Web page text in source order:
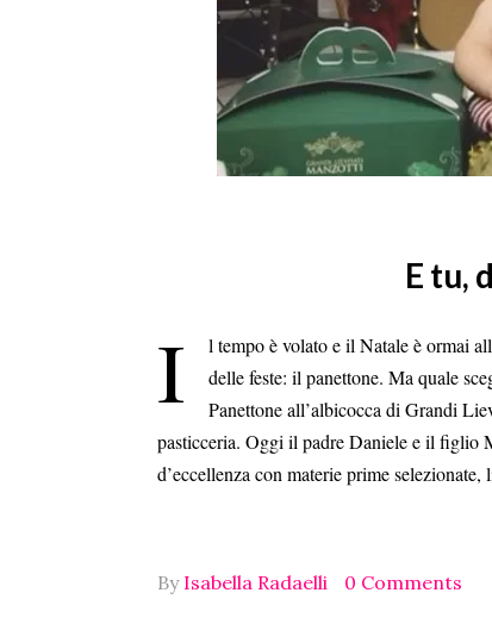
E tu,
I
l tempo è volato e il Natale è ormai
delle feste: il panettone. Ma quale
Panettone all’albicocca di Grandi
pasticceria. Oggi il padre Daniele e il figlio
d’eccellenza con materie prime
By Isabella Radaelli 0 Comments